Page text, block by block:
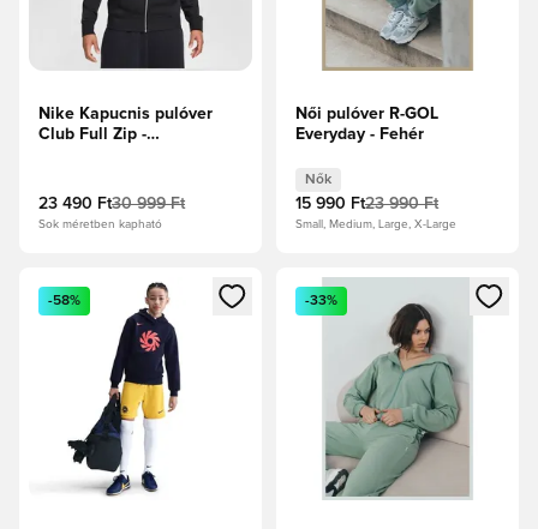
Nike Kapucnis pulóver
Club Full Zip -
23 490 Ft30 999 Ft
Sok méretben kapható
Női pulóver R-GOL
Everyday - Fehér
Nők
15 990 Ft23 990 Ft
Small, Medium, Large, X-Large
Megnyit egy modált a bejelentkezéshez vagy a tagként
-58%
Megnyit egy modált a
-33%